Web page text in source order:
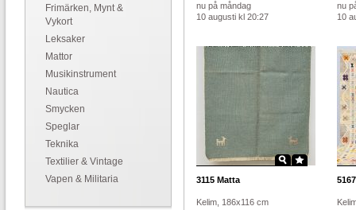
Frimärken, Mynt &
Vykort
Leksaker
Mattor
Musikinstrument
Nautica
Smycken
Speglar
Teknika
Textilier & Vintage
Vapen & Militaria
nu på måndag
10 augusti kl 20:27
nu
10
3115 Matta
Kelim, 186x116 cm
5167